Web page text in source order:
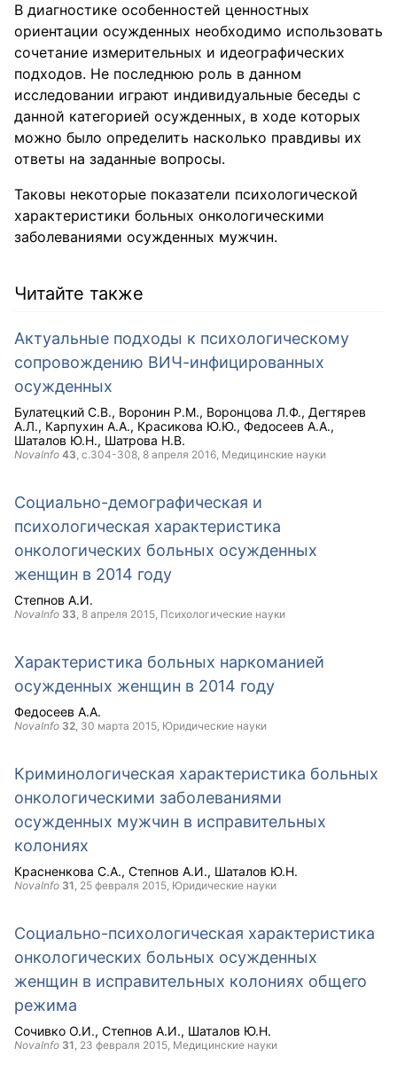
В диагностике особенностей ценностных
ориентации осужденных необходимо использовать
сочетание измерительных и идеографических
подходов. Не последнюю роль в данном
исследовании играют индивидуальные беседы с
данной категорией осужденных, в ходе которых
можно было определить насколько правдивы их
ответы на заданные вопросы.
Таковы некоторые показатели психологической
характеристики больных онкологическими
заболеваниями осужденных мужчин.
Читайте также
Актуальные подходы к психологическому
сопровождению ВИЧ-инфицированных
осужденных
Булатецкий С.В. Воронин Р.М. Воронцова Л.Ф. Дегтярев
А.Л. Карпухин А.А. Красикова Ю.Ю. Федосеев А.А.
Шаталов Ю.Н. Шатрова Н.В.
NovaInfo 43, с.304-308, 8 апреля 2016, Медицинские науки
Социально-демографическая и
психологическая характеристика
онкологических больных осужденных
женщин в 2014 году
Степнов А.И.
NovaInfo 33, 8 апреля 2015, Психологические науки
Характеристика больных наркоманией
осужденных женщин в 2014 году
Федосеев А.А.
NovaInfo 32, 30 марта 2015, Юридические науки
Криминологическая характеристика больных
онкологическими заболеваниями
осужденных мужчин в исправительных
колониях
Красненкова С.А. Степнов А.И. Шаталов Ю.Н.
NovaInfo 31, 25 февраля 2015, Юридические науки
Социально-психологическая характеристика
онкологических больных осужденных
женщин в исправительных колониях общего
режима
Сочивко О.И. Степнов А.И. Шаталов Ю.Н.
NovaInfo 31, 23 февраля 2015, Медицинские науки